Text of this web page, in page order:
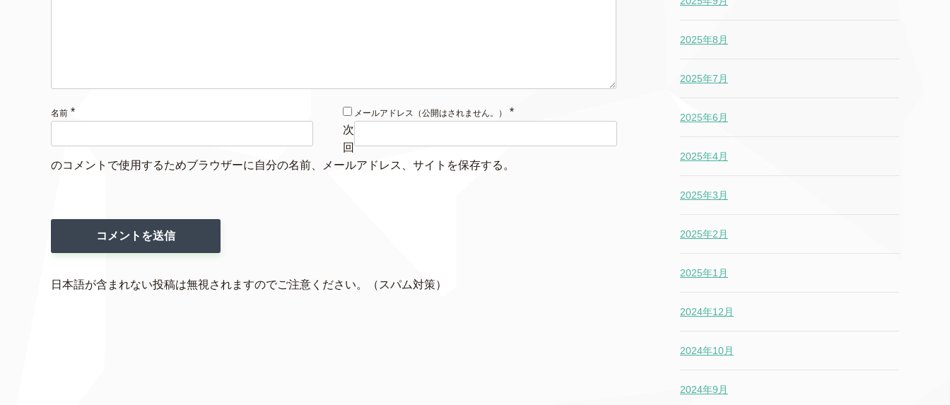
名前 * メールアドレス（公開はされません。）
*
次
回
のコメントで使用するためブラウザーに自分の名前、メールアドレス、サイトを保存する。
日本語が含まれない投稿は無視されますのでご注意ください。（スパム対策）
2025年8月
2025年7月
2025年6月
2025年4月
2025年3月
2025年2月
2025年1月
2024年12月
2024年10月
2024年9月